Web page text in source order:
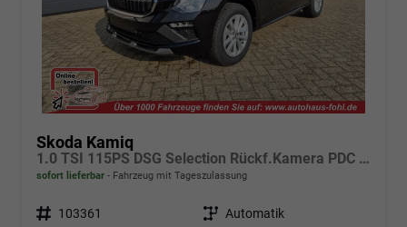
Skoda Kamiq
1.0 TSI 115PS DSG Selection Rückf.Kamera PDC v+h Sitzheizung Klimaautomatik Skoda-Radio Apple CarPlay + Android Auto Tempomat Garantieverlängerung 16"LM
sofort lieferbar Fahrzeug mit Tageszulassung
Fahrzeugnr. 103361 Getriebe Automatik